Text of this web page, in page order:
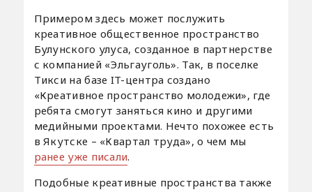
Примером здесь может послужить
креативное общественное пространство
Булунского улуса, созданное в партнерстве
с компанией «Эльгауголь». Так, в поселке
Тикси на базе IT-центра создано
«Креативное пространство молодежи», где
ребята смогут заняться кино и другими
медийными проектами. Нечто похожее есть
в Якутске – «Квартал труда», о чем мы
ранее уже писали.
Подобные креативные пространства также